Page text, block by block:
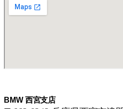
BMW 西宮支店